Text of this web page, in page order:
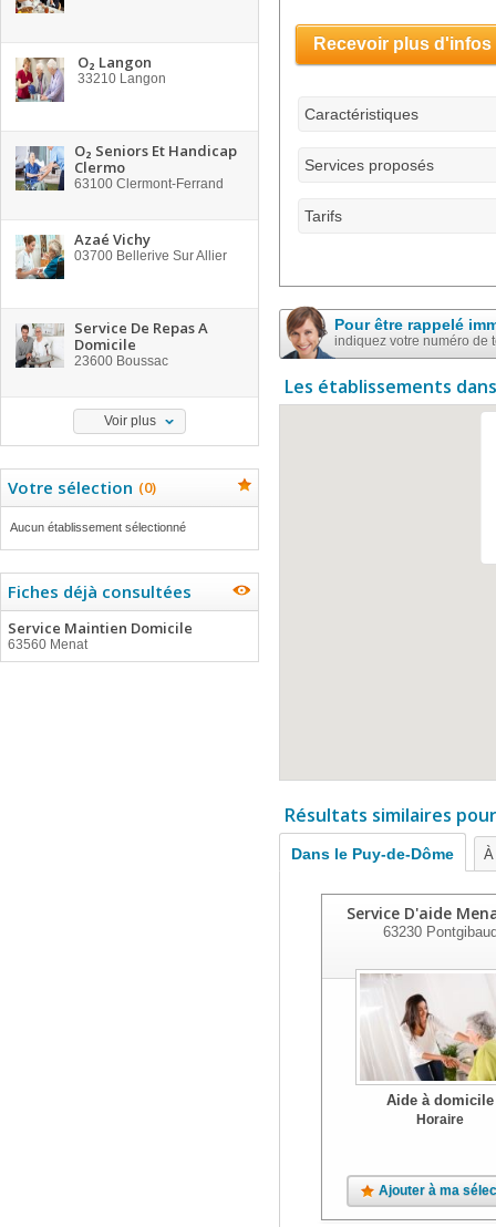
O₂ Langon
33210 Langon
O₂ Seniors Et Handicap
Clermo
63100 Clermont-Ferrand
Azaé Vichy
03700 Bellerive Sur Allier
Service De Repas A
Domicile
23600 Boussac
Voir plus
Votre sélection (0)
Aucun établissement sélectionné
Fiches déjà consultées
Service Maintien Domicile
63560 Menat
Recevoir plus d'infos
Caractéristiques
Services proposés
Tarifs
Pour être rappelé
indiquez votre numéro de
Les établissements
Résultats similaires
Dans le Puy-de-Dôme
Service D'aide
63230
Aide à domicile
Horaire
Ajouter à ma